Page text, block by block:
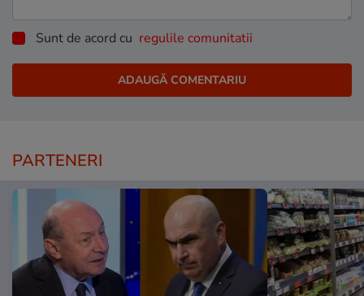
Sunt de acord cu regulile comunitatii
PARTENERI